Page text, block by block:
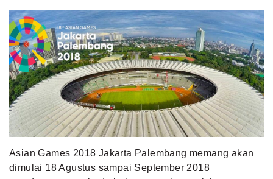
MLDPODCAST
VIDEOS
MLDPOINTS
SEARCH
Asian Games 2018 Jakarta Palembang memang akan
dimulai 18 Agustus sampai September 2018